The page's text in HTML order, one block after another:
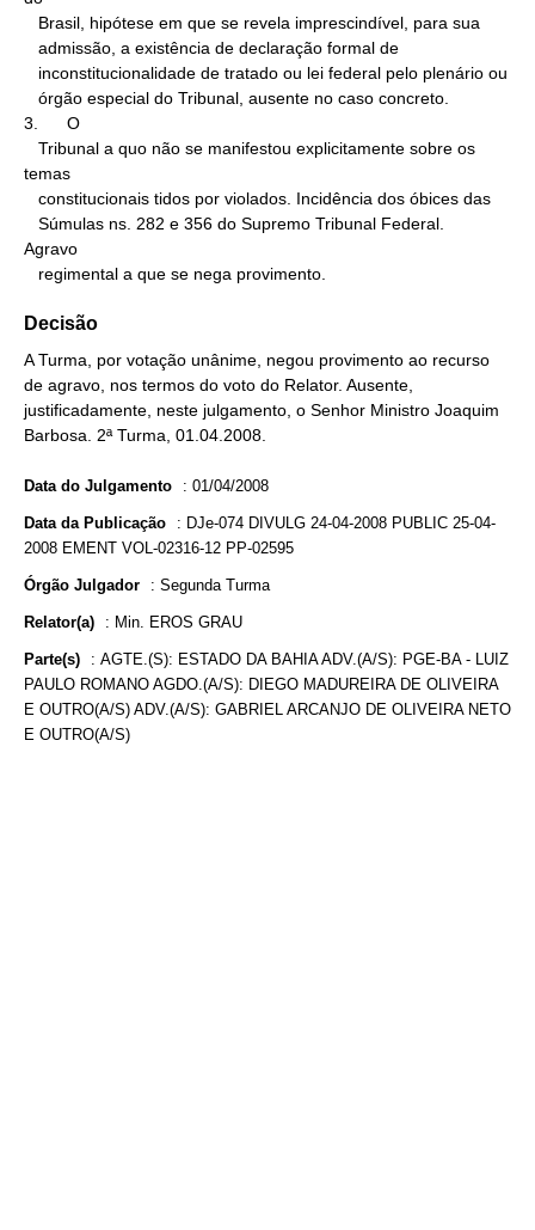
3.      O
temas
Agravo
   regimental a que se nega provimento.
Decisão
A Turma, por votação unânime, negou provimento ao recurso
de agravo, nos termos do voto do Relator. Ausente,
justificadamente, neste julgamento, o Senhor Ministro Joaquim
Barbosa. 2ª Turma, 01.04.2008.
Data do Julgamento : 01/04/2008
Data da Publicação : DJe-074 DIVULG 24-04-2008 PUBLIC 25-04-
2008 EMENT VOL-02316-12 PP-02595
Órgão Julgador : Segunda Turma
Relator(a) : Min. EROS GRAU
Parte(s) : AGTE.(S): ESTADO DA BAHIA ADV.(A/S): PGE-BA - LUIZ
PAULO ROMANO AGDO.(A/S): DIEGO MADUREIRA DE OLIVEIRA
E OUTRO(A/S) ADV.(A/S): GABRIEL ARCANJO DE OLIVEIRA NETO
E OUTRO(A/S)